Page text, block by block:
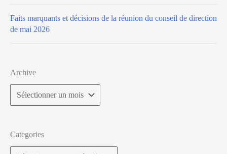
Faits marquants et décisions de la réunion du conseil de direction
de mai 2026
Archive
Categories